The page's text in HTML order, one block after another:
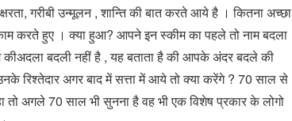
गरीबी उन्मूलन , शान्ति की बात करते आये है । कितना अच्छा
करते हुए । क्या हुआ? आपने इन स्कीम का पहले तो नाम बदला
बदली नहीं है , यह बताता है की आपके अंदर बदले की
रिश्तेदार अगर बाद में सत्ता में आये तो क्या करेंगे ? 70 साल से
तो अगले 70 साल भी सुनना है वह भी एक विशेष प्रकार के लोगो